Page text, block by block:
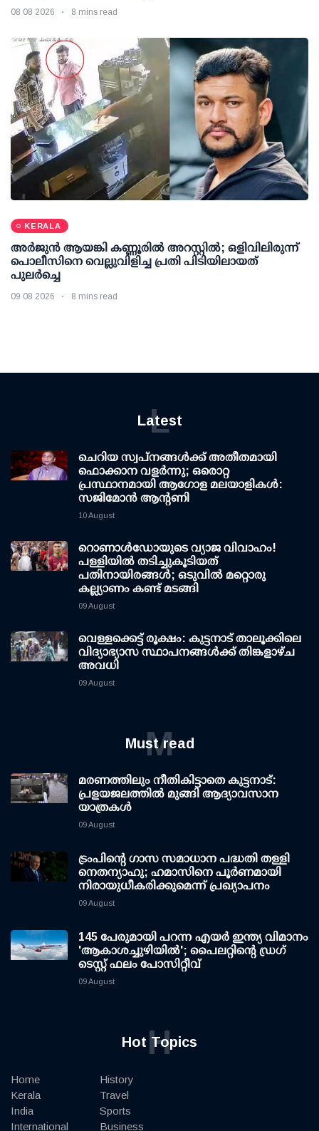
08 08 2026 8 mins read
KERALA
അര്‍ജുന്‍ ആയങ്കി കണ്ണൂരില്‍ അറസ്റ്റില്‍; ഒളിവിലിരുന്ന്
പൊലീസിനെ വെല്ലുവിളിച്ച പ്രതി പിടിയിലായത്
പുലര്‍ച്ചെ
09 08 2026 8 mins read
Latest
L
ചെറിയ സ്വപ്നങ്ങൾക്ക് അതീതമായി
ഫൊക്കാന വളർന്നു; ഒരൊറ്റ
പ്രസ്ഥാനമായി ആഗോള മലയാളികൾ:
സജിമോൻ ആന്റണി
10 August
റൊണാള്‍ഡോയുടെ വ്യാജ വിവാഹം!
പള്ളിയില്‍ തടിച്ചുകൂടിയത്
പതിനായിരങ്ങള്‍; ഒടുവില്‍ മറ്റൊരു
കല്ല്യാണം കണ്ട് മടങ്ങി
09 August
വെള്ളക്കെട്ട് രൂക്ഷം: കുട്ടനാട് താലൂക്കിലെ
വിദ്യാഭ്യാസ സ്ഥാപനങ്ങള്‍ക്ക് തിങ്കളാഴ്ച
അവധി
09 August
Must read
M
മരണത്തിലും നീതികിട്ടാതെ കുട്ടനാട്:
പ്രളയജലത്തില്‍ മുങ്ങി ആദ്യാവസാന
യാത്രകള്‍
09 August
ട്രംപിന്റെ ഗാസ സമാധാന പദ്ധതി തള്ളി
നെതന്യാഹു; ഹമാസിനെ പൂര്‍ണമായി
നിരായുധീകരിക്കുമെന്ന് പ്രഖ്യാപനം
09 August
145 പേരുമായി പറന്ന എയര്‍ ഇന്ത്യ വിമാനം
'ആകാശച്ചുഴിയില്‍'; പൈലറ്റിന്റെ ഡ്രഗ്
ടെസ്റ്റ് ഫലം പോസിറ്റീവ്
09 August
Hot Topics
H
Home
Kerala
India
International
History
Travel
Sports
Business